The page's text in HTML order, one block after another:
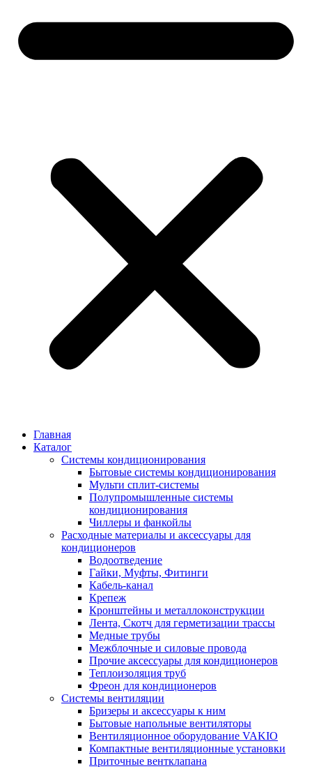
Главная
Каталог
Системы кондиционирования
Бытовые системы кондиционирования
Мульти сплит-системы
Полупромышленные системы
кондиционирования
Чиллеры и фанкойлы
Расходные материалы и аксессуары для
кондиционеров
Водоотведение
Гайки, Муфты, Фитинги
Кабель-канал
Крепеж
Кронштейны и металлоконструкции
Лента, Скотч для герметизации трассы
Медные трубы
Межблочные и силовые провода
Прочие аксессуары для кондиционеров
Теплоизоляция труб
Фреон для кондиционеров
Системы вентиляции
Бризеры и аксессуары к ним
Бытовые напольные вентиляторы
Вентиляционное оборудование VAKIO
Компактные вентиляционные установки
Приточные вентклапана